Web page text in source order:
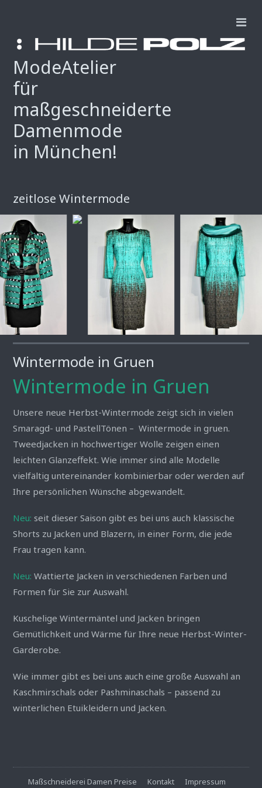
ModeAtelier
für
maßgeschneiderte
Damenmode
in München!
zeitlose Wintermode
Wintermode in Gruen
Wintermode in Gruen
Unsere neue Herbst-Wintermode zeigt sich in vielen
Smaragd- und PastellTönen – Wintermode in gruen.
Tweedjacken in hochwertiger Wolle zeigen einen
leichten Glanzeffekt. Wie immer sind alle Modelle
vielfältig untereinander kombinierbar oder werden auf
Ihre persönlichen Wünsche abgewandelt.
Neu: seit dieser Saison gibt es bei uns auch klassische
Shorts zu Jacken und Blazern, in einer Form, die jede
Frau tragen kann.
Neu: Wattierte Jacken in verschiedenen Farben und
Formen für Sie zur Auswahl.
Kuschelige Wintermäntel und Jacken bringen
Gemütlichkeit und Wärme für Ihre neue Herbst-Winter-
Garderobe.
Wie immer gibt es bei uns auch eine große Auswahl an
Kaschmirschals oder Pashminaschals – passend zu
winterlichen Etuikleidern und Jacken.
Maßschneiderei Damen Preise Kontakt Impressum